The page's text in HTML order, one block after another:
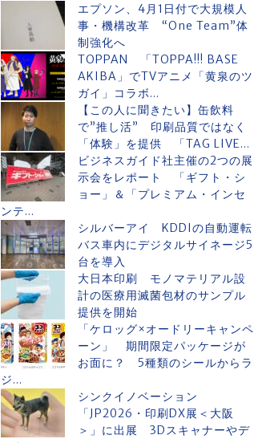
エプソン、4月1日付で大規模人
事・機構改革 “One Team”体
制強化へ
TOPPAN 「TOPPA!!! BASE
AKIBA」でTVアニメ「黄泉のツ
ガイ」コラボ...
【この人に聞きたい】缶飲料
で”推し活” 印刷品質ではなく
「体験」を提供 「TAG LIVE...
ビジネスガイド社主催の2つの展
示会をレポート 「ギフト・シ
ョー」＆「プレミアム・インセ
ンテ...
シルバーアイ KDDIの自動運転
バス車内にデジタルサイネージ5
台を導入
大日本印刷 モノマテリアル設
計の医療用滅菌包材のサンプル
提供を開始
「ケロッグ×オードリーキャンペ
ーン」 期間限定パッケージが
お面に？ 5種類のシールからラ
ジ...
シンクイノベーション
「JP2026・印刷DX展＜大阪
＞」に出展 3Dスキャナーやデ